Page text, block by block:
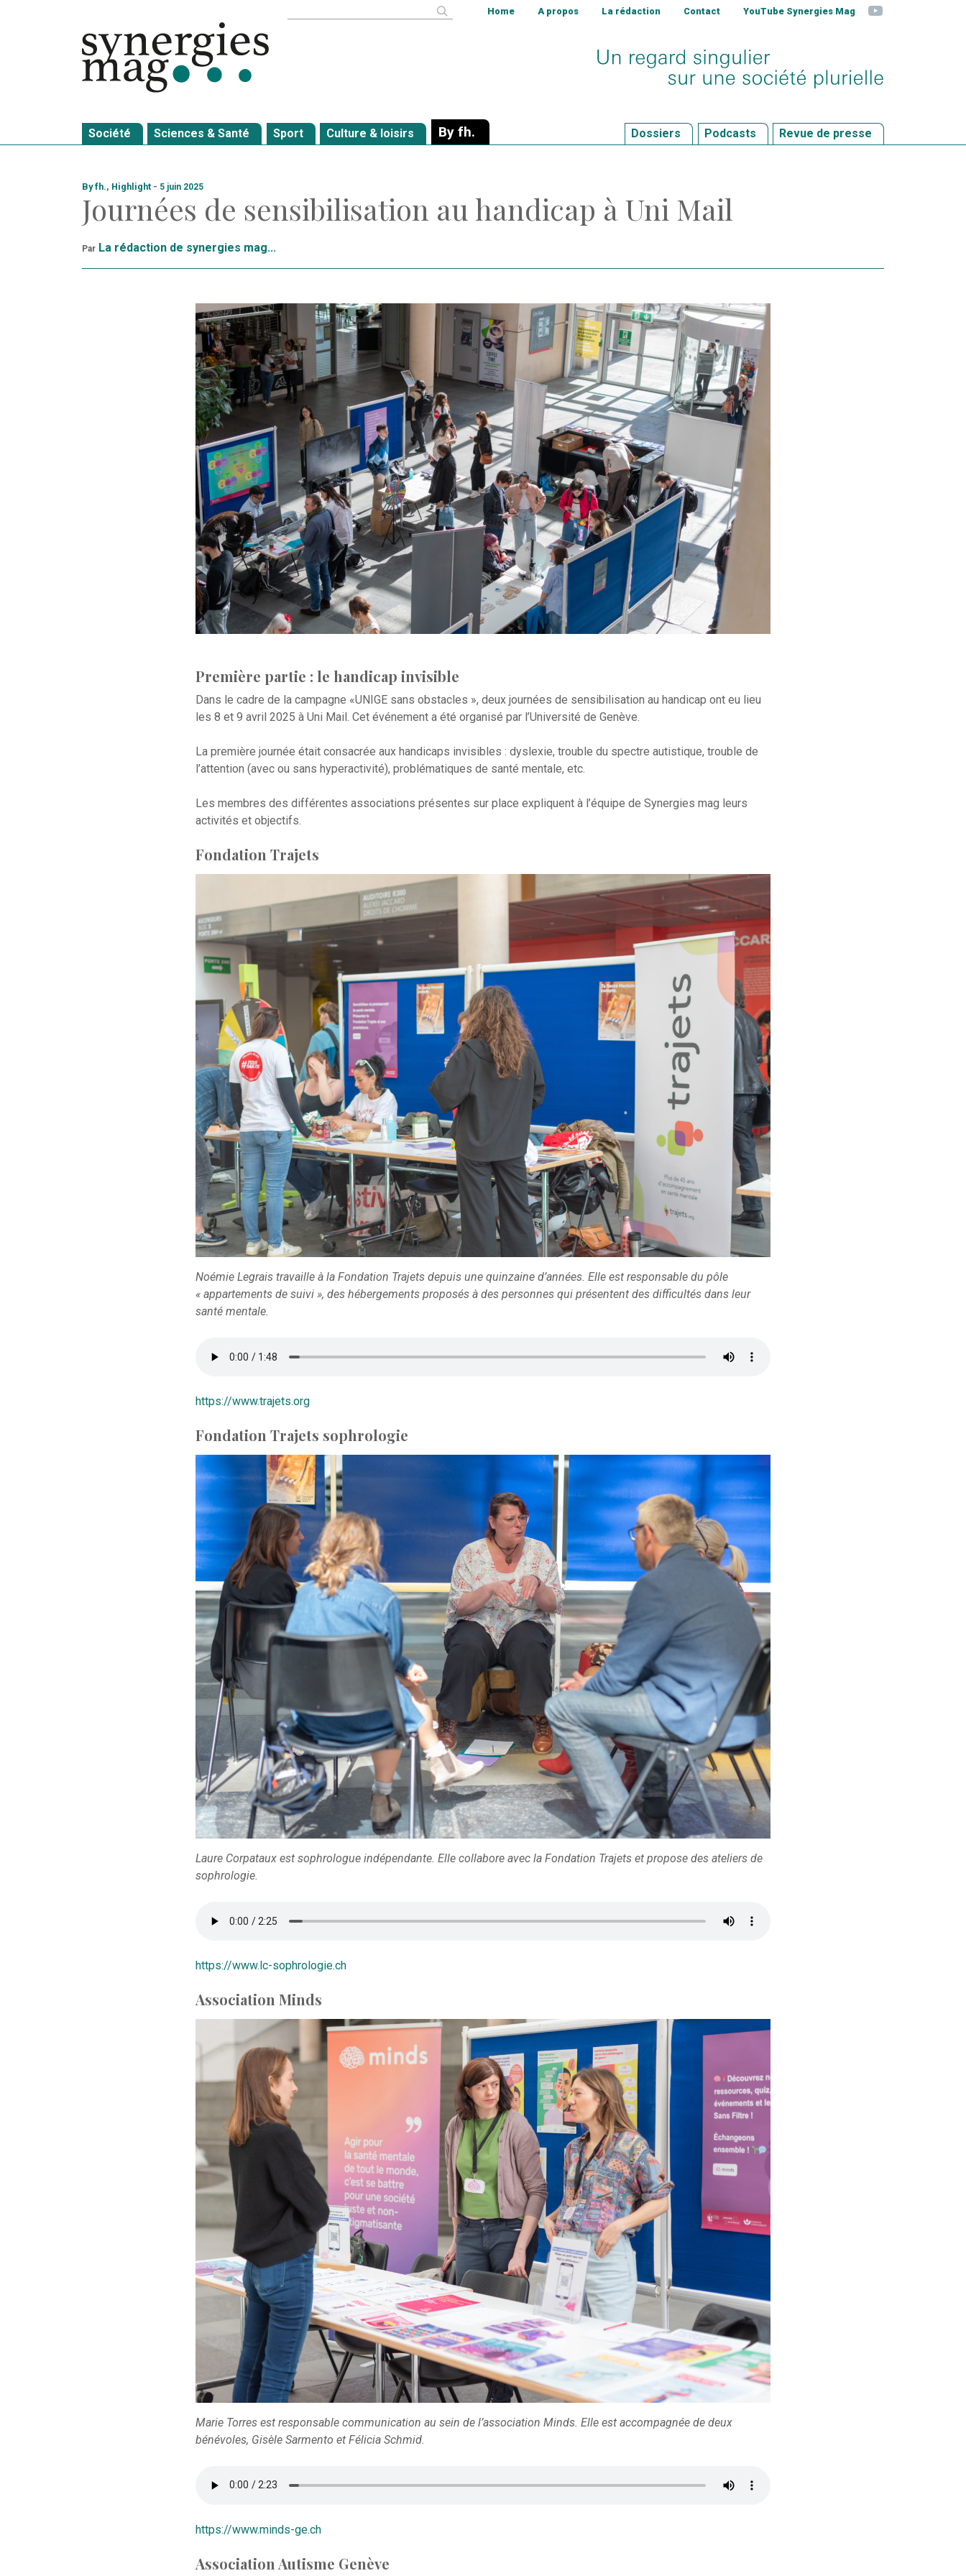
Home A propos La rédaction Contact YouTube Synergies Mag YouTube
Société Sciences & Santé Sport Culture & loisirs By fh. Dossiers Podcasts Revue de presse
By fh., Highlight - 5 juin 2025
Journées de sensibilisation au handicap à Uni Mail
Par La rédaction de synergies mag...
Première partie : le handicap invisible
Dans le cadre de la campagne «UNIGE sans obstacles », deux journées de sensibilisation au handicap ont eu lieu
les 8 et 9 avril 2025 à Uni Mail. Cet événement a été organisé par l’Université de Genève.
La première journée était consacrée aux handicaps invisibles : dyslexie, trouble du spectre autistique, trouble de
l’attention (avec ou sans hyperactivité), problématiques de santé mentale, etc.
Les membres des différentes associations présentes sur place expliquent à l’équipe de Synergies mag leurs
activités et objectifs.
Fondation Trajets
Noémie Legrais travaille à la Fondation Trajets depuis une quinzaine d’années. Elle est responsable du pôle
« appartements de suivi », des hébergements proposés à des personnes qui présentent des difficultés dans leur
santé mentale.
https://www.trajets.org
Fondation Trajets sophrologie
Laure Corpataux est sophrologue indépendante. Elle collabore avec la Fondation Trajets et propose des ateliers de
sophrologie.
https://www.lc-sophrologie.ch
Association Minds
Marie Torres est responsable communication au sein de l’association Minds. Elle est accompagnée de deux
bénévoles, Gisèle Sarmento et Félicia Schmid.
https://www.minds-ge.ch
Association Autisme Genève